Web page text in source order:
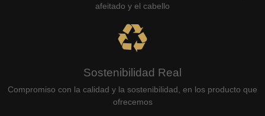
afeitado y el cabello
Sostenibilidad Real
Compromiso con la calidad y la sostenibilidad, en los producto que
ofrecemos